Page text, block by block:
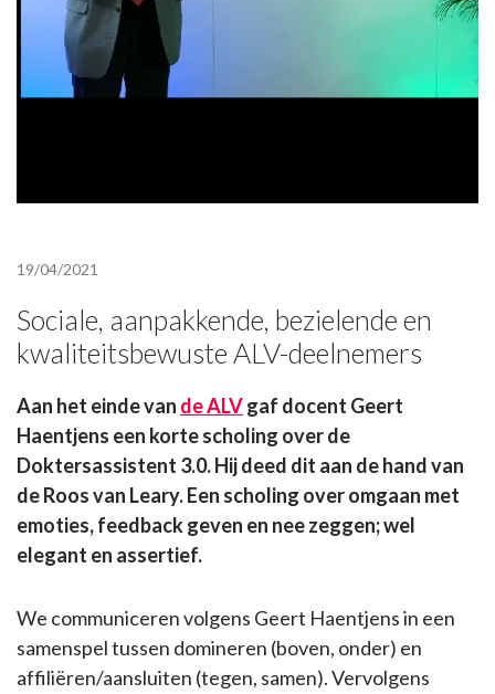
19/04/2021
Sociale, aanpakkende, bezielende en
kwaliteitsbewuste ALV-deelnemers
Aan het einde van de ALVgaf docent Geert
Haentjens een korte scholing over de
Doktersassistent 3.0. Hij deed dit aan de hand van
de Roos van Leary. Een scholing over omgaan met
emoties, feedback geven en nee zeggen; wel
elegant en assertief.
We communiceren volgens Geert Haentjens in een
samenspel tussen domineren (boven, onder) en
affiliëren/aansluiten (tegen, samen). Vervolgens